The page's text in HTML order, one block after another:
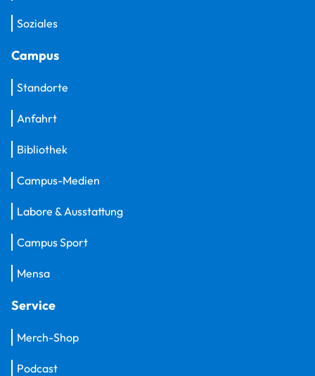
Soziales
Campus
Standorte
Anfahrt
Bibliothek
Campus-Medien
Labore & Ausstattung
Campus Sport
Mensa
Service
Merch-Shop
Podcast